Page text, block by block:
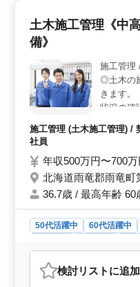
利で、交通費は全額支給
し、仕事への集中が可能
土木施工管理《中
備》
◎土木の
きます。
状況の確
工事現
注などの
ど *50代
施工管理 (土木施工管理) /
社員
年収500万円〜700
北海道雨竜郡雨竜町
36.7歳 / 最高年齢 60
50代活躍中 60代活躍中
おすすめポイント
＜豊富な経験とスキル
検討リスト に追加